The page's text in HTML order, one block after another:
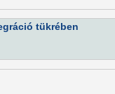
tükrében